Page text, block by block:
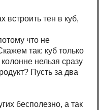
встроить тен в куб,
что не
так: куб только
нельзя сразу
Пусть за два
бесполезно, а так